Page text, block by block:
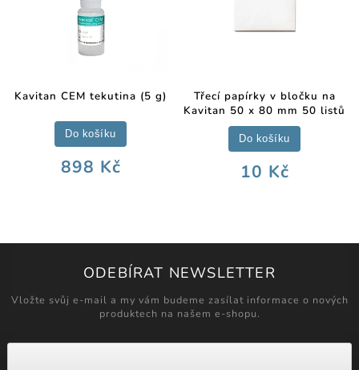
Kavitan CEM tekutina (5 g)
898 Kč
Do košíku
Třecí papírky v bločku na
Kavitan 50 x 80 mm 50 listů
10 Kč
Do košíku
ODEBÍRAT NEWSLETTER
Vložte svůj e-mail a my vám budeme zasílat informace o nových
produktech na našem e-shopu.